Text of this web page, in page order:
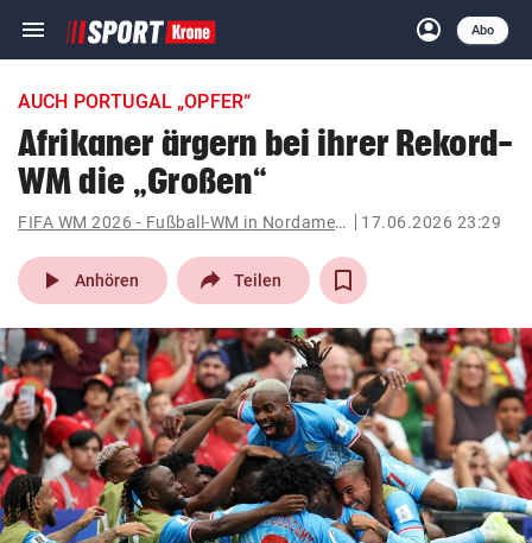
menu Navigation
ein-/ausklappen
account_circle
Anmelden
Abo
close Schließen
account_circle Anmelden
pin_drop
Wien arrow_right
bookmark
search
Suchbegriff
eingeben
AUCH PORTUGAL „OPFER“
Afrikaner ärgern bei ihrer Rekord-
WM die „Großen“
FIFA WM 2026 - Fußball-WM in Nordamerika 17.06.2026 23:29
play_arrow Anhören Teilen